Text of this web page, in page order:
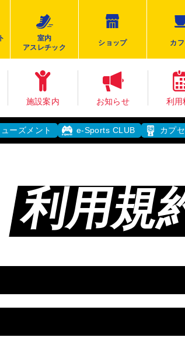
室内
アスレチック
ショップ カ
施設案内 お知らせ 利用
ーズメント e-Sports CLUB カプ
利用規